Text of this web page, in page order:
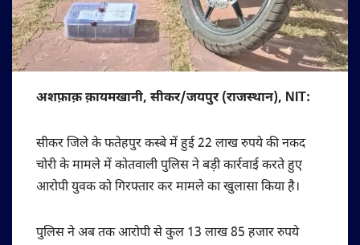
अशफ़ाक़ क़ायमखानी, सीकर/जयपुर (राजस्थान), NIT:
सीकर जिले के फतेहपुर कस्बे में हुई 22 लाख रुपये की नकद
चोरी के मामले में कोतवाली पुलिस ने बड़ी कार्रवाई करते हुए
आरोपी युवक को गिरफ्तार कर मामले का खुलासा किया है।
पुलिस ने अब तक आरोपी से कुल 13 लाख 85 हजार रुपये